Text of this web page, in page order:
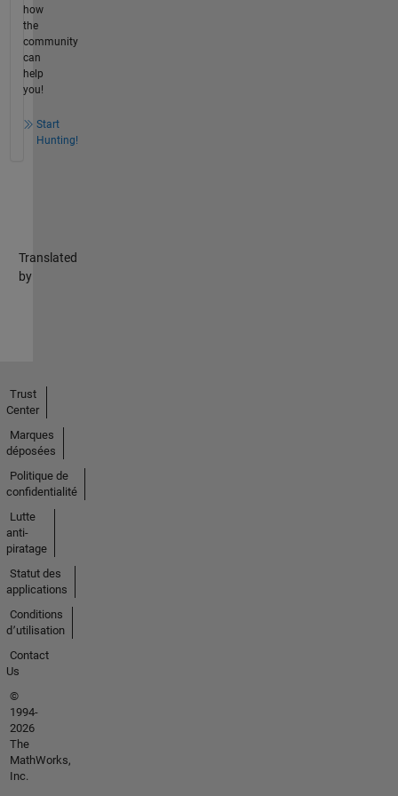
how
the
community
can
help
you!
Start
Hunting!
Translated
by
Trust
Center
Marques
déposées
Politique de
confidentialité
Lutte
anti-
piratage
Statut des
applications
Conditions
d՚utilisation
Contact
Us
©
1994-
2026
The
MathWorks,
Inc.